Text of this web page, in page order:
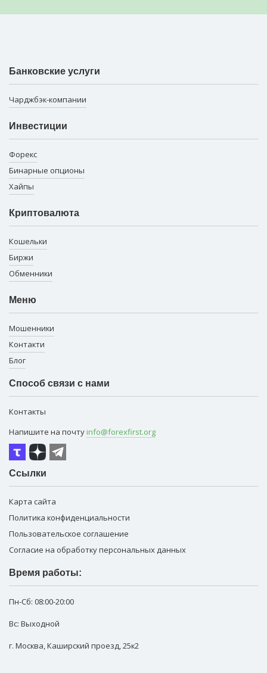
Банковские услуги
Чарджбэк-компании
Инвестиции
Форекс
Бинарные опционы
Хайпы
Криптовалюта
Кошельки
Биржи
Обменники
Меню
Мошенники
Контакти
Блог
Способ связи с нами
Контакты
Напишите на почту info@forexfirst.org
Ссылки
Карта сайта
Политика конфиденциальности
Пользовательское соглашение
Согласие на обработку персональных данных
Время работы:
Пн-Сб: 08:00-20:00
Вс: Выходной
г. Москва,Каширский проезд, 25к2